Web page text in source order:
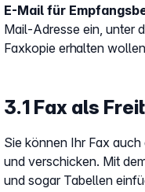
E-Mail für
Mail-Adresse ein, unter
Faxkopie erhalten
3.1 Fax als
Sie können Ihr Fax
und verschicken. Mit
und sogar Tabellen